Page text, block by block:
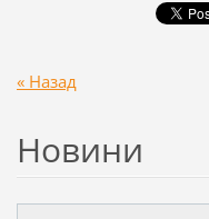
« Назад
Новини